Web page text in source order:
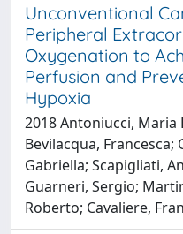
Unconventional
Peripheral
Oxygenation to
Perfusion and
Hypoxia
2018 Antoniucci, Maria
Bevilacqua,
Gabriella; Scapigliati,
Guarneri, Sergio;
Roberto; Cavaliere,